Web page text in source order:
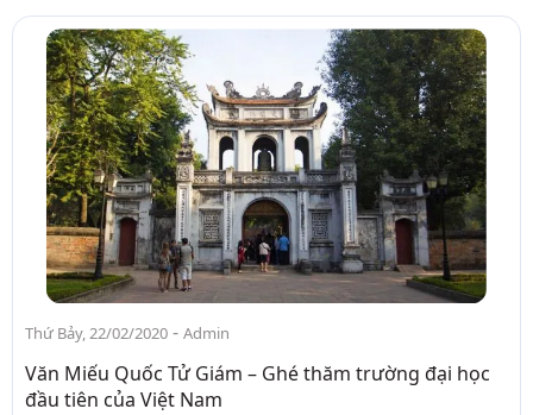
Thứ Bảy, 22/02/2020 - Admin
Văn Miếu Quốc Tử Giám – Ghé thăm trường đại học
đầu tiên của Việt Nam